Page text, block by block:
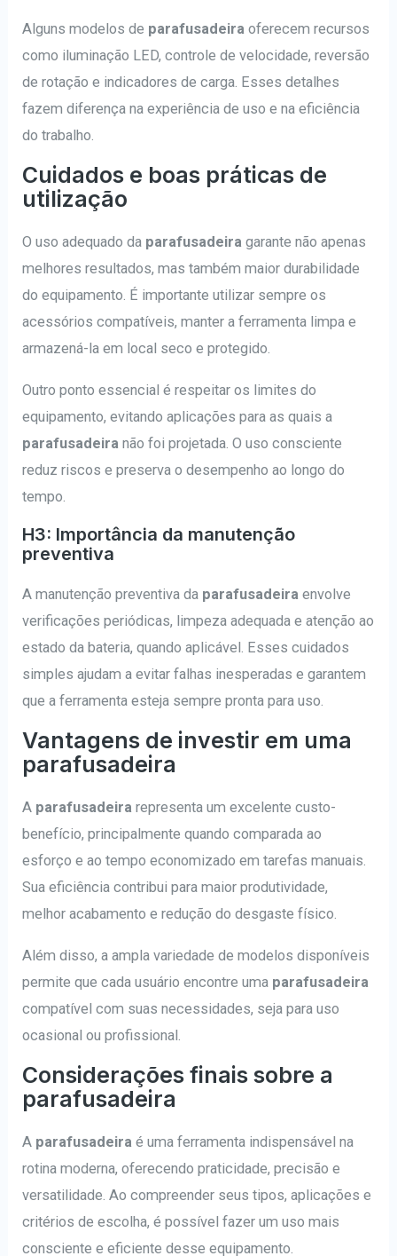
Alguns modelos de parafusadeira oferecem recursos
como iluminação LED, controle de velocidade, reversão
de rotação e indicadores de carga. Esses detalhes
fazem diferença na experiência de uso e na eficiência
do trabalho.
Cuidados e boas práticas de
utilização
O uso adequado da parafusadeira garante não apenas
melhores resultados, mas também maior durabilidade
do equipamento. É importante utilizar sempre os
acessórios compatíveis, manter a ferramenta limpa e
armazená-la em local seco e protegido.
Outro ponto essencial é respeitar os limites do
equipamento, evitando aplicações para as quais a
parafusadeira não foi projetada. O uso consciente
reduz riscos e preserva o desempenho ao longo do
tempo.
H3: Importância da manutenção
preventiva
A manutenção preventiva da parafusadeira envolve
verificações periódicas, limpeza adequada e atenção ao
estado da bateria, quando aplicável. Esses cuidados
simples ajudam a evitar falhas inesperadas e garantem
que a ferramenta esteja sempre pronta para uso.
Vantagens de investir em uma
parafusadeira
A parafusadeira representa um excelente custo-
benefício, principalmente quando comparada ao
esforço e ao tempo economizado em tarefas manuais.
Sua eficiência contribui para maior produtividade,
melhor acabamento e redução do desgaste físico.
Além disso, a ampla variedade de modelos disponíveis
permite que cada usuário encontre uma parafusadeira
compatível com suas necessidades, seja para uso
ocasional ou profissional.
Considerações finais sobre a
parafusadeira
A parafusadeira é uma ferramenta indispensável na
rotina moderna, oferecendo praticidade, precisão e
versatilidade. Ao compreender seus tipos, aplicações e
critérios de escolha, é possível fazer um uso mais
consciente e eficiente desse equipamento.